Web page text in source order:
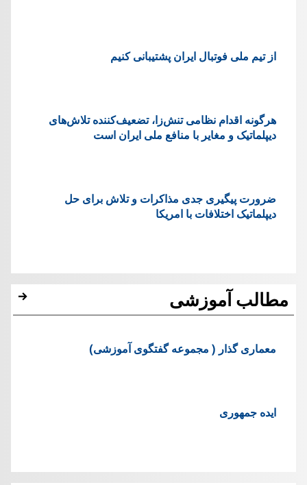
از تیم ملی فوتبال ایران پشتیبانی کنیم
هرگونه اقدام نظامی تنش‌زا، تضعیف‌کننده تلاش‌های
دیپلماتیک و مغایر با منافع ملی ایران است
ضرورت پیگیری جدی مذاکرات و تلاش برای حل
دیپلماتیک اختلافات با امریکا
مطالب آموزشی
معماری گذار ( مجموعه گفتگوی آموزشی)
ایده جمهوری